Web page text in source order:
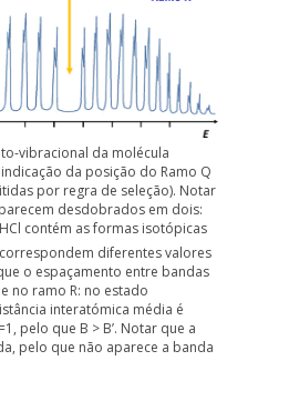
vibracional da molécula
da posição do Ramo Q
por regra de seleção). Notar
desdobrados em dois:
contém as formas isotópicas
diferentes valores
o espaçamento entre bandas
no ramo R: no estado
interatómica média é
pelo que B > B’. Notar que a
pelo que não aparece a banda